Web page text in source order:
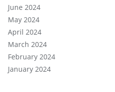
June 2024
May 2024
April 2024
March 2024
February 2024
January 2024